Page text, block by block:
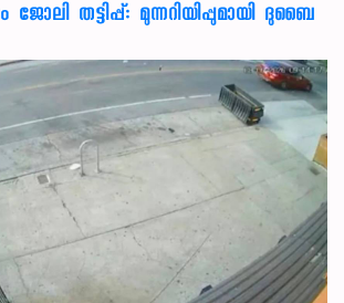
ജോലി തട്ടിപ്പ്: മുന്നറിയിപ്പുമായി ദുബൈ